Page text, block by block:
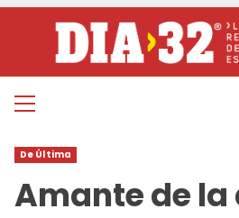
contenido
Menú
De Última
Amante de la